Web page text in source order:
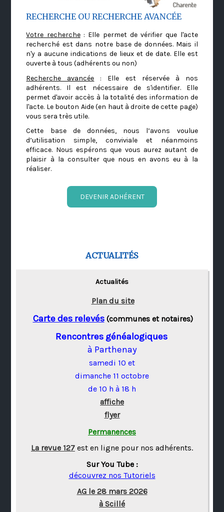
RECHERCHE OU RECHERCHE AVANCÉE
Votre recherche: Elle permet de vérifier que l'acte
recherché est dans notre base de données. Mais il
n'y a aucune indications de lieux et de date. Elle est
ouverte à tous (adhérents ou non)
Recherche avancée : Elle est réservée à nos
adhérents. Il est nécessaire de s'identifier. Elle
permet d'avoir accès à la totalité des information de
l'acte. Le bouton Aide (en haut à droite de cette page)
vous sera très utile.
Cette base de données, nous l’avons voulue
d’utilisation simple, conviviale et néanmoins
efficace. Nous espérons que vous aurez autant de
plaisir à la consulter que nous en avons eu à la
réaliser.
DEVENIR ADHÉRENT
ACTUALITÉS
Actualités
Plan du site
Carte des relevés(communes et notaires)
Rencontres généalogiques
à Parthenay
samedi 10 et
dimanche 11 octobre
de 10 h à 18 h
affiche
flyer
Permanences
La revue 127 est en ligne pour nos adhérents.
Sur You Tube :
découvrez nos Tutoriels
AG le 28 mars 2026
à Scillé